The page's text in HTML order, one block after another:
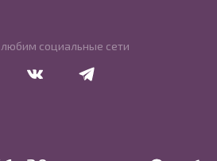
социальные сети
Перейти в VkontakteПерейти в Telegram